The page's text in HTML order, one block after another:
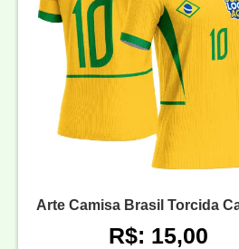
Arte Camisa Brasil Torcida
R$: 15,00